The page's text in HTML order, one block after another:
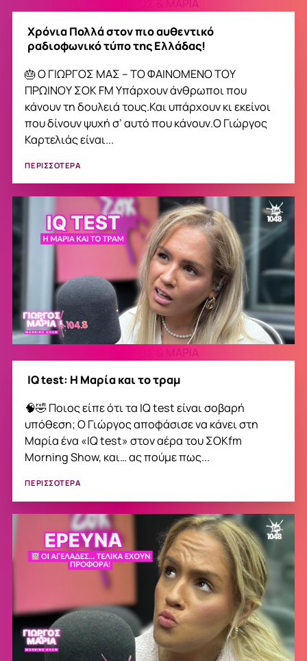
ΓΙΩΡΓΟΣ & ΜΑΡΙΑ
Χρόνια Πολλά στον πιο αυθεντικό
ραδιοφωνικό τύπο της Ελλάδας!
🎂 Ο ΓΙΩΡΓΟΣ ΜΑΣ – ΤΟ ΦΑΙΝΟΜΕΝΟ ΤΟΥ
ΠΡΩΙΝΟΥ ΣΟΚ FM Υπάρχουν άνθρωποι που
κάνουν τη δουλειά τους.Και υπάρχουν κι εκείνοι
που δίνουν ψυχή σ’ αυτό που κάνουν.Ο Γιώργος
Καρτελιάς είναι...
ΠΕΡΙΣΣΟΤΕΡΑ
ΓΙΩΡΓΟΣ & ΜΑΡΙΑ
IQ test: Η Μαρία και το τραμ
🧠🤣 Ποιος είπε ότι τα IQ test είναι σοβαρή
υπόθεση; Ο Γιώργος αποφάσισε να κάνει στη
Μαρία ένα «IQ test» στον αέρα του ΣΟΚfm
Morning Show, και… ας πούμε πως...
ΠΕΡΙΣΣΟΤΕΡΑ